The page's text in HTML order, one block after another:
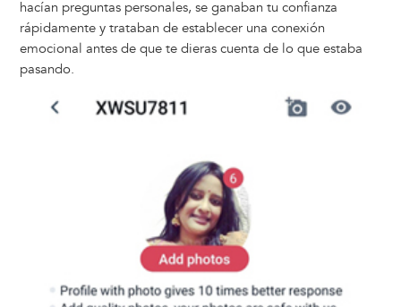
hacían preguntas personales, se ganaban tu confianza
rápidamente y trataban de establecer una conexión
emocional antes de que te dieras cuenta de lo que estaba
pasando.
Image